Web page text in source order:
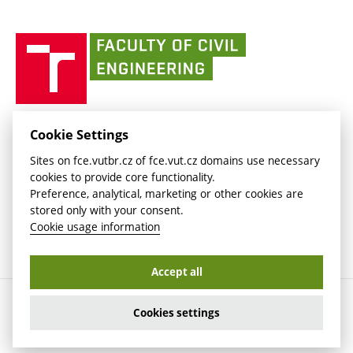
Social Safety
link)
BUT mail / Google(external
link)
link)
(external
link)
CESA
(external
link)
FACULTY OF CIVIL ENGINEERING BUT
Veveří 331/95
602 00 Brno, Czech Republic
www.fce.vutbr.cz
contactus.fce@vutbr.cz
Cookie Settings
Sites on fce.vutbr.cz of fce.vut.cz domains use necessary
cookies to provide core functionality.
Preference, analytical, marketing or other cookies are
stored only with your consent.
Cookie usage information
Accept all
Cookies settings